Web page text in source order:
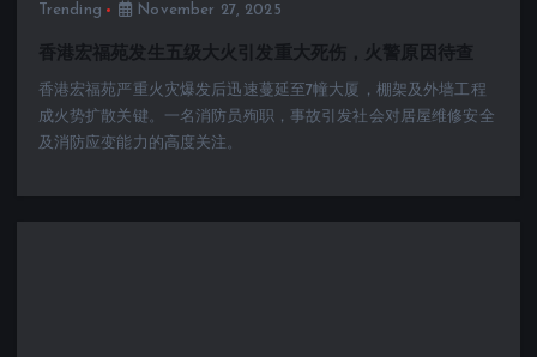
Trending November 27, 2025
香港宏福苑发生五级大火引发重大死伤，火警原因待查
香港宏福苑严重火灾爆发后迅速蔓延至7幢大厦，棚架及外墙工程
成火势扩散关键。一名消防员殉职，事故引发社会对居屋维修安全
及消防应变能力的高度关注。